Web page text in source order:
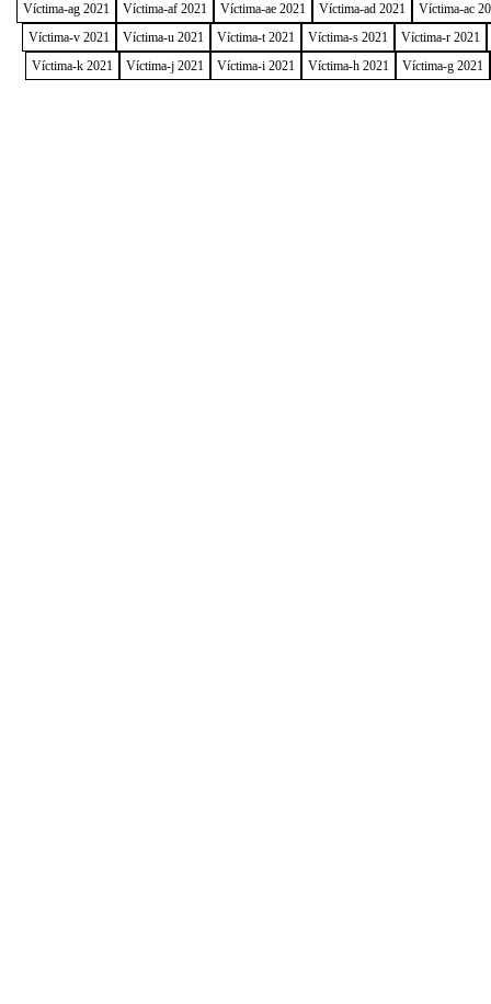
Víctima-ag 2021
Víctima-af 2021 Víctima-ae 2021 Víctima-ad 2021
Víctima-ac
Víctima-v 2021
Víctima-u 2021 Víctima-t 2021 Víctima-s 2021
Víctima-r 2021
Víctima-k 2021
Víctima-j 2021 Víctima-i 2021 Víctima-h 2021 Víctima-g 2021